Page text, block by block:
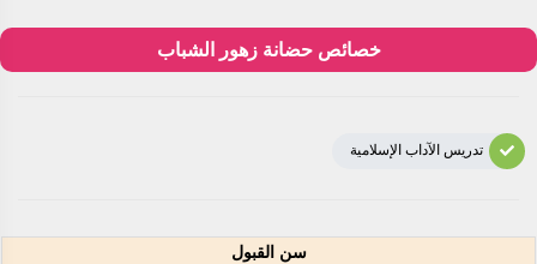
خصائص حضانة زهور الشباب
تدريس الآداب الإسلامية
سن القبول